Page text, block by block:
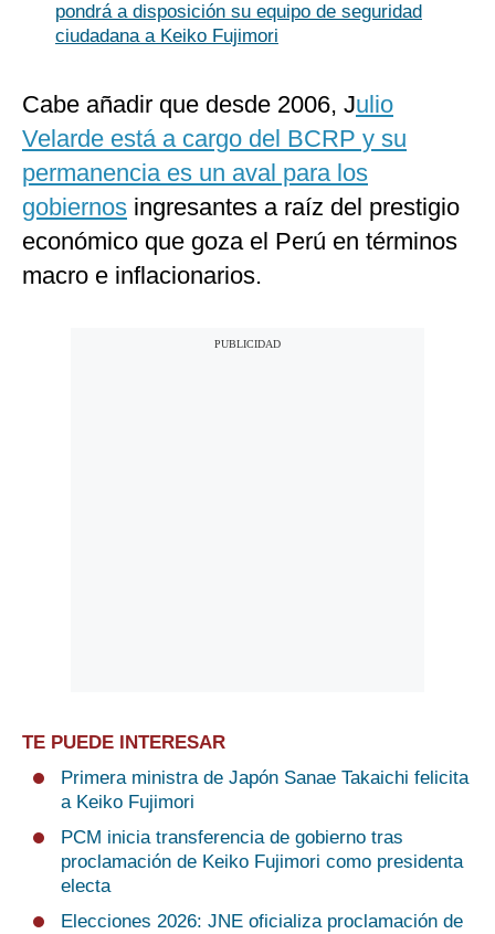
pondrá a disposición su equipo de seguridad
ciudadana a Keiko Fujimori
Cabe añadir que desde 2006, Julio
Velarde está a cargo del BCRP y su
permanencia es un aval para los
gobiernos ingresantes a raíz del prestigio
económico que goza el Perú en términos
macro e inflacionarios.
TE PUEDE INTERESAR
Primera ministra de Japón Sanae Takaichi felicita
a Keiko Fujimori
PCM inicia transferencia de gobierno tras
proclamación de Keiko Fujimori como presidenta
electa
Elecciones 2026: JNE oficializa proclamación de